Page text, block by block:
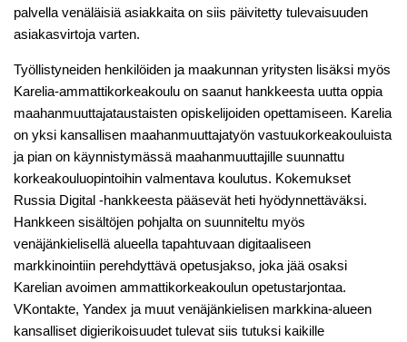
palvella venäläisiä asiakkaita on siis päivitetty tulevaisuuden
asiakasvirtoja varten.
Työllistyneiden henkilöiden ja maakunnan yritysten lisäksi myös
Karelia-ammattikorkeakoulu on saanut hankkeesta uutta oppia
maahanmuuttajataustaisten opiskelijoiden opettamiseen. Karelia
on yksi kansallisen maahanmuuttajatyön vastuukorkeakouluista
ja pian on käynnistymässä maahanmuuttajille suunnattu
korkeakouluopintoihin valmentava koulutus. Kokemukset
Russia Digital -hankkeesta pääsevät heti hyödynnettäväksi.
Hankkeen sisältöjen pohjalta on suunniteltu myös
venäjänkielisellä alueella tapahtuvaan digitaaliseen
markkinointiin perehdyttävä opetusjakso, joka jää osaksi
Karelian avoimen ammattikorkeakoulun opetustarjontaa.
VKontakte, Yandex ja muut venäjänkielisen markkina-alueen
kansalliset digierikoisuudet tulevat siis tutuksi kaikille